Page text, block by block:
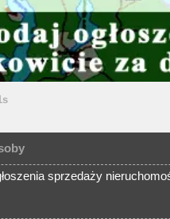
sprzedaży